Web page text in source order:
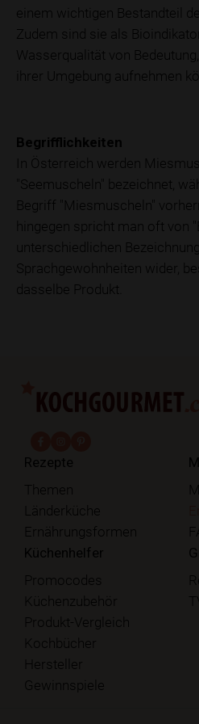
einem wichtigen Bestandteil
Zudem sind sie als
Wasserqualität von
ihrer Umgebung aufnehmen
Begrifflichkeiten
In Österreich werden
"Seemuscheln" bezeichnet,
Begriff "Miesmuscheln"
hingegen spricht man oft von
unterschiedlichen
Sprachgewohnheiten wider,
dasselbe Produkt.
Rezepte
Themen
Länderküche
Ernährungsformen
Küchenhelfer
Promocodes
Küchenzubehör
Produkt-Vergleich
Kochbücher
Hersteller
Gewinnspiele